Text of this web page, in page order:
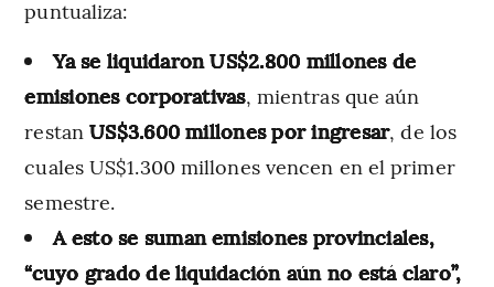
puntualiza:
Ya se liquidaron US$2.800 millones de
emisiones corporativas, mientras que aún
restanUS$3.600 millones por ingresar, de los
cuales US$1.300 millones vencen en el primer
semestre.
A esto se suman emisiones provinciales,
“cuyo grado de liquidación aún no está claro”,